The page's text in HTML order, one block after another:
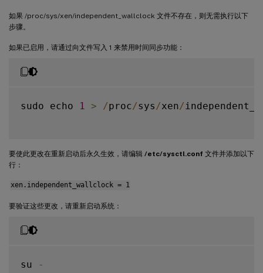
如果 /proc/sys/xen/independent_wallclock 文件不存在，则无需执行以下
步骤。
如果已启用，请通过向文件写入 1 来禁用时间同步功能：
sudo echo 1 > /proc/sys /xen/
要使此更改在重新启动后永久生效，请编辑 /etc/sysctl.conf 文件并添加以下
行：
xen.independent_wallclock = 1
要验证这些更改，请重新启动系统：
su -